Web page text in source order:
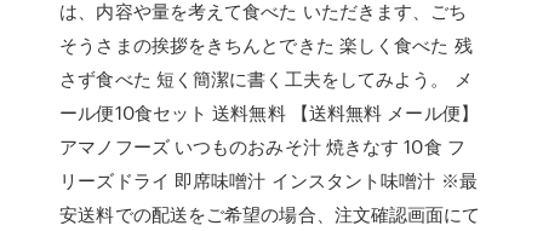
は、内容や量を考えて食べた いただきます、ごち
そうさまの挨拶をきちんとできた 楽しく食べた 残
さず食べた 短く簡潔に書く工夫をしてみよう。 メ
ール便10食セット 送料無料 【送料無料 メール便】
アマノフーズ いつものおみそ汁 焼きなす 10食 フ
リーズドライ 即席味噌汁 インスタント味噌汁 ※最
安送料での配送をご希望の場合、注文確認画面にて